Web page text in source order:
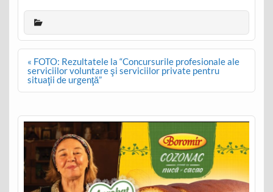
Post
navigation
« FOTO: Rezultatele la “Concursurile profesionale ale
serviciilor voluntare şi serviciilor private pentru
situaţii de urgenţă”